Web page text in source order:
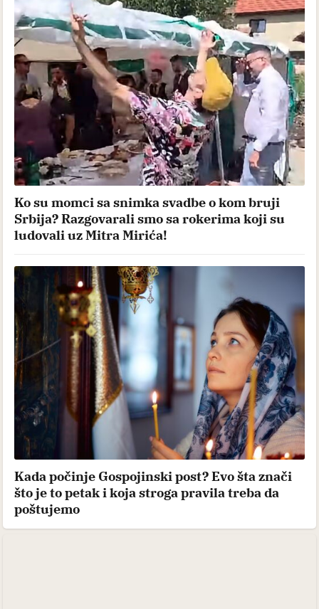
Ko su momci sa snimka svadbe o kom bruji
Srbija? Razgovarali smo sa rokerima koji su
ludovali uz Mitra Mirića!
Kada počinje Gospojinski post? Evo šta znači
što je to petak i koja stroga pravila treba da
poštujemo